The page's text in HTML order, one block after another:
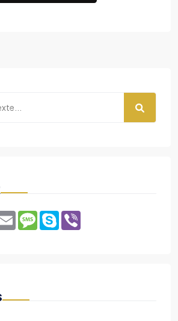
EmailMessage
Skype